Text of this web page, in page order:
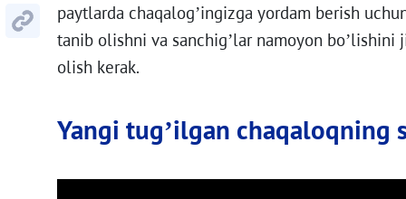
paytlarda chaqalog’ingizga yordam berish
tanib olishni va sanchig’lar namoyon
olish kerak.
Yangi tug’ilgan chaqaloqning